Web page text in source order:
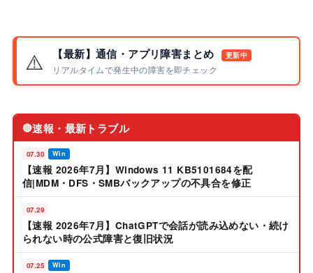
⚠️ 【最新】通信・アプリ障害まとめ 更新中
リアルタイムで発生中の障害を即チェック
🔴速報・最新トラブル
07.30 Win
【速報 2026年7月】Windows 11 KB5101684を配
信|MDM・DFS・SMBバックアップの不具合を修正
07.29
【速報 2026年7月】ChatGPTで会話が読み込めない・続け
られない時の公式障害と復旧状況
07.25 Win